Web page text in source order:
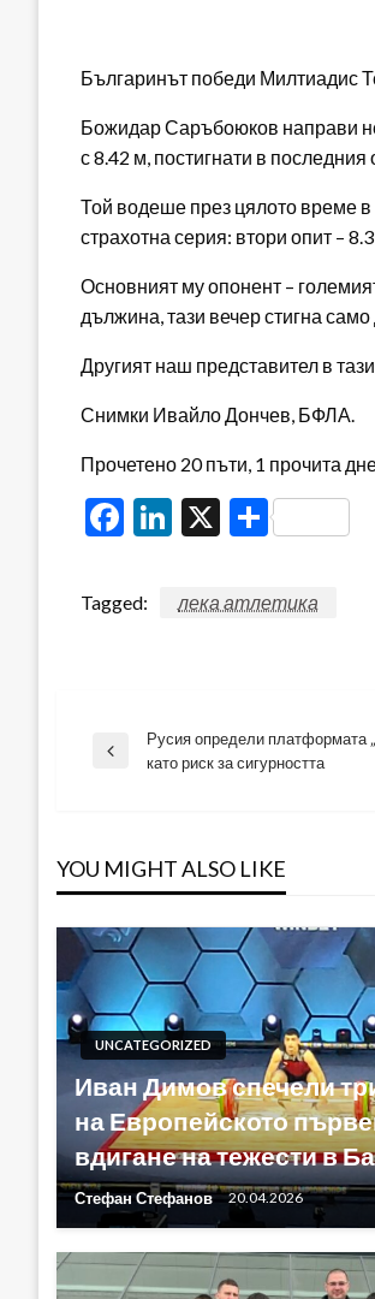
Българинът победи Милтиадис
Божидар Саръбоюков направи
с 8.42 м, постигнати в последния
Той водеше през цялото време
страхотна серия: втори опит –
Основният му опонент –
дължина, тази вечер стигна
Другият наш представител в
Снимки Ивайло Дончев, БФЛА.
Прочетено 20 пъти, 1 прочита
Facebook
LinkedIn
X Share
Tagged: лека атлетика
Навигация
Previous
Русия определи платформата
като риск за сигурността
YOU MIGHT ALSO LIKE
UNCATEGORIZED
Иван Димов спечели
на Европейското
вдигане на тежести в
Стефан Стефанов 20.04.2026